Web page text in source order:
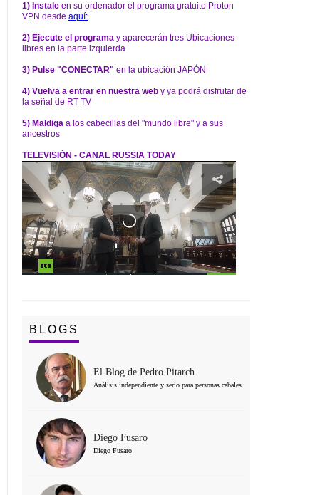
1) Instale en su ordenador el programa gratuito Proton
VPN desde aquí:
2) Ejecute el programa y aparecerán tres Ubicaciones
libres en la parte izquierda
3) Pulse "CONECTAR" en la ubicación JAPÓN
4) Vuelva a entrar en nuestra web y ya podrá disfrutar de
la señal de RT TV
5) Maldiga a los cabecillas del "mundo libre" y a sus
ancestros
TELEVISIÓN - CANAL RUSSIA TODAY
BLOGS
El Blog de Pedro Pitarch
Análisis independiente y serio para personas cabales
Diego Fusaro
Diego Fusaro